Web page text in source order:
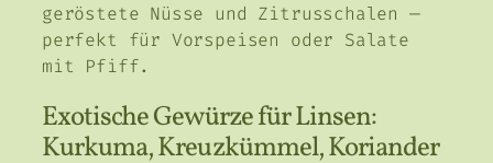
geröstete Nüsse und Zitrusschalen —
perfekt für Vorspeisen oder Salate
mit Pfiff.
Exotische Gewürze für Linsen:
Kurkuma, Kreuzkümmel, Koriander